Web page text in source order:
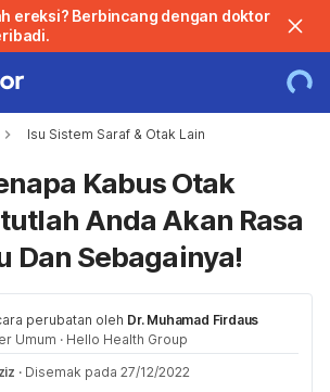
ereksi? Berbincang dengan doktor
Isu Sistem Saraf & Otak Lain
Kabus Otak
Anda Akan Rasa
Dan Sebagainya!
perubatan oleh Dr. Muhamad Firdaus
Umum · Hello Health Group
· Disemak pada 27/12/2022